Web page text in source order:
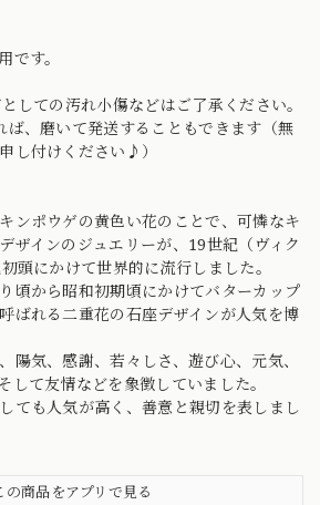
す。
しての汚れ小傷などはご了承ください。
ば、磨いて発送することもできます（無
し付けください♪）
ンポウゲの黄色い花のことで、可憐なキ
ザインのジュエリーが、19世紀（ヴィク
頭にかけて世界的に流行しました。
頃から昭和初期頃にかけてバターカップ
ばれる二重花の石座デザインが人気を博
陽気、感謝、若々しさ、遊び心、元気、
して友情などを象徴していました。
ても人気が高く、善意と親切を表しまし
の商品をアプリで見る